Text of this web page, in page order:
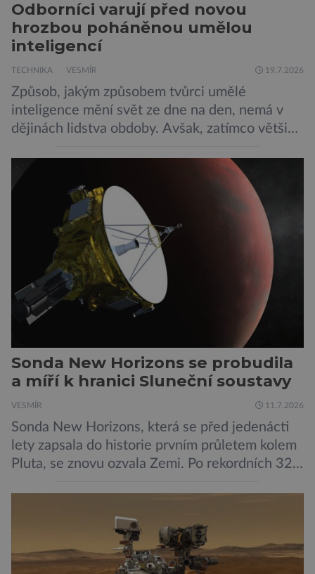
Odborníci varují před novou
hrozbou poháněnou umělou
inteligencí
TECHNIKA VESMÍR 19.7.2026
Způsob, jakým způsobem tvůrci umělé
inteligence mění svět ze dne na den, nemá v
dějinách lidstva obdoby. Avšak, zatímco většina
generování obrázků nebo automatizaci práce,
bezpečnostní experti upozorňují na mnohem
méně nápadné riziko. Podle některých
odborníků by už během příštích dvou let mohly
pokročilé systémy AI výrazně usnadnit
kybernetické útoky […]
Sonda New Horizons se probudila
a míří k hranici Sluneční soustavy
VESMÍR 11.7.2026
Sonda New Horizons, která se před jedenácti
lety zapsala do historie prvním průletem kolem
Pluta, se znovu ozvala Zemi. Po rekordních 321
podle NASA je ve výtečném stavu. Nyní ji čeká
další etapa její mise, jejíž ambicí je přinést
dosud nejpodrobnější […]